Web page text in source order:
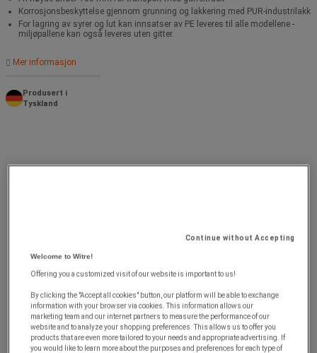
Korrosjonsbeskyttelse gjennom grunning og lakkering med PUR-industrilakk
For lagring av syrer og lut kan innsatser av PE leveres til alle modellene -
miljøpallene kan også leveres uten gitter.
Mer informasjon
Produsert i
Tyskland
Continue without Accepting
Welcome to Witre!
Offering you a customized visit of our website is important to us!
By clicking the "Accept all cookies" button, our platform will be able to exchange
information with your browser via cookies. This information allows our
marketing team and our internet partners to measure the performance of our
website and to analyze your shopping preferences. This allows us to offer you
products that are even more tailored to your needs and appropriate advertising. If
you would like to learn more about the purposes and preferences for each type of